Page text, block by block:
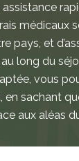
assistance
médicaux
pays, et
long du
vous
en sachant
aux aléas